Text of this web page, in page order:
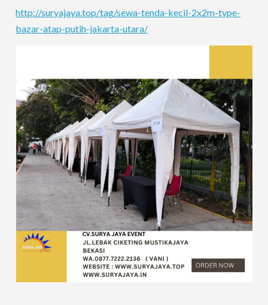
http://suryajaya.top/tag/sewa-tenda-kecil-2x2m-type-
bazar-atap-putih-jakarta-utara/